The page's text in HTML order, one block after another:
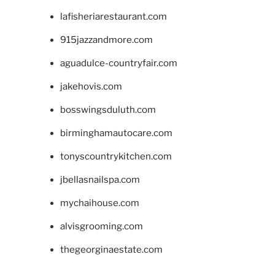
lafisheriarestaurant.com
915jazzandmore.com
aguadulce-countryfair.com
jakehovis.com
bosswingsduluth.com
birminghamautocare.com
tonyscountrykitchen.com
jbellasnailspa.com
mychaihouse.com
alvisgrooming.com
thegeorginaestate.com